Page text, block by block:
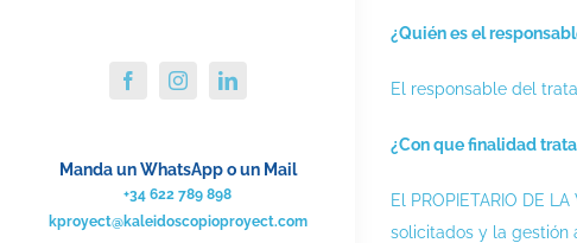
Manda un WhatsApp o un Mail
+34 622 789 898
kproyect@kaleidoscopioproyect.com
¿Quién es el
El responsable del
¿Con que finalidad
El PROPIETARIO DE
solicitados y la gestión